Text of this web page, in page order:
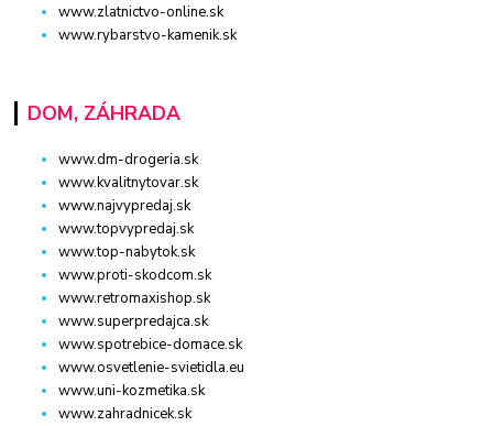
www.zlatnictvo-online.sk
www.rybarstvo-kamenik.sk
DOM, ZÁHRADA
www.dm-drogeria.sk
www.kvalitnytovar.sk
www.najvypredaj.sk
www.topvypredaj.sk
www.top-nabytok.sk
www.proti-skodcom.sk
www.retromaxishop.sk
www.superpredajca.sk
www.spotrebice-domace.sk
www.osvetlenie-svietidla.eu
www.uni-kozmetika.sk
www.zahradnicek.sk